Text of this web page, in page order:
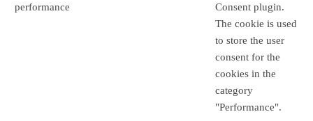
performance
Consent plugin.
The cookie is used
to store the user
consent for the
cookies in the
category
"Performance".